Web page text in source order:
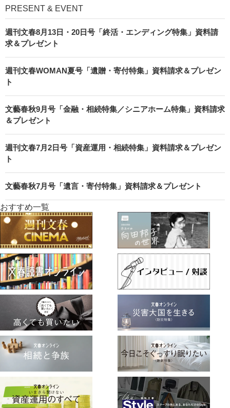
PRESENT & EVENT
週刊文春8月13日・20日号「終活・エンディング特集」資料請
求＆プレゼント
週刊文春WOMAN夏号「遺贈・寄付特集」資料請求＆プレゼン
ト
文藝春秋9月号「金融・相続特集／シニアホーム特集」資料請求
＆プレゼント
週刊文春7月2日号「資産運用・相続特集」資料請求＆プレゼン
ト
文藝春秋7月号「遺言・寄付特集」資料請求＆プレゼント
おすすめ一覧